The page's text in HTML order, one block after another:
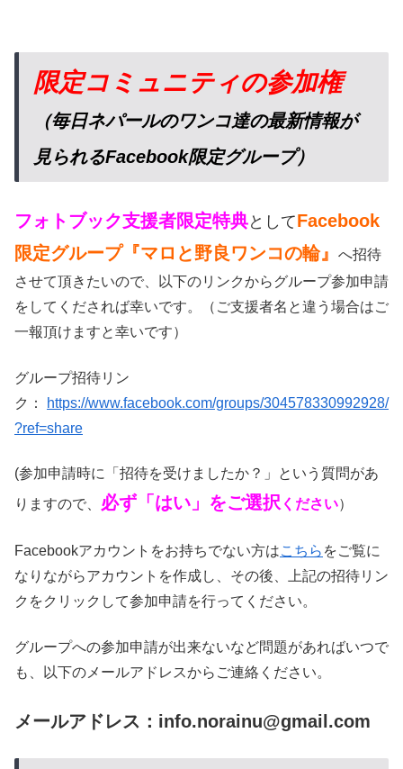
限定コミュニティの参加権
（毎日ネパールのワンコ達の最新情報が
見られるFacebook限定グループ）
フォトブック支援者限定特典としてFacebook
限定グループ『マロと野良ワンコの輪』
へ招待
させて頂きたいので、以下のリンクからグループ参加申請
をしてくだされば幸いです。（ご支援者名と違う場合はご
一報頂けますと幸いです）
グループ招待リン
ク：
https://www.facebook.com/groups/304578330992928/
?ref=share
(参加申請時に「招待を受けましたか？」という質問があ
りますので、 必ず「はい」をご選択 ください）
Facebookアカウントをお持ちでない方はこちら をご覧に
なりながらアカウントを作成し、その後、上記の招待リン
クをクリックして参加申請を行ってください。
グループへの参加申請が出来ないなど問題があればいつで
も、以下のメールアドレスからご連絡ください。
メールアドレス： info.norainu@gmail.com